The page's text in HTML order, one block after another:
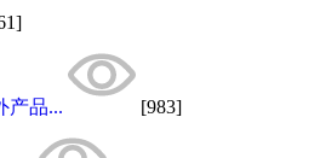
产品... [983]